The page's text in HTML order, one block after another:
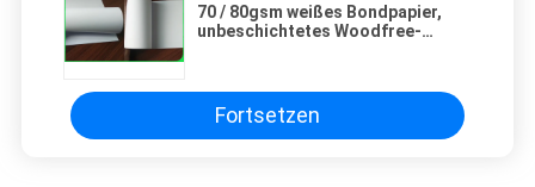
70 / 80gsm weißes Bondpapier,
unbeschichtetes Woodfree-
Fortsetzen